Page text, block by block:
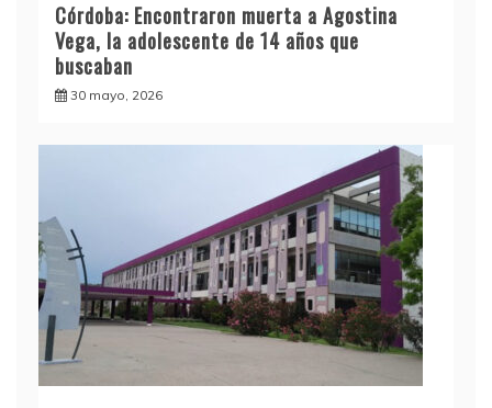
Córdoba: Encontraron muerta a Agostina
Vega, la adolescente de 14 años que
buscaban
30 mayo, 2026